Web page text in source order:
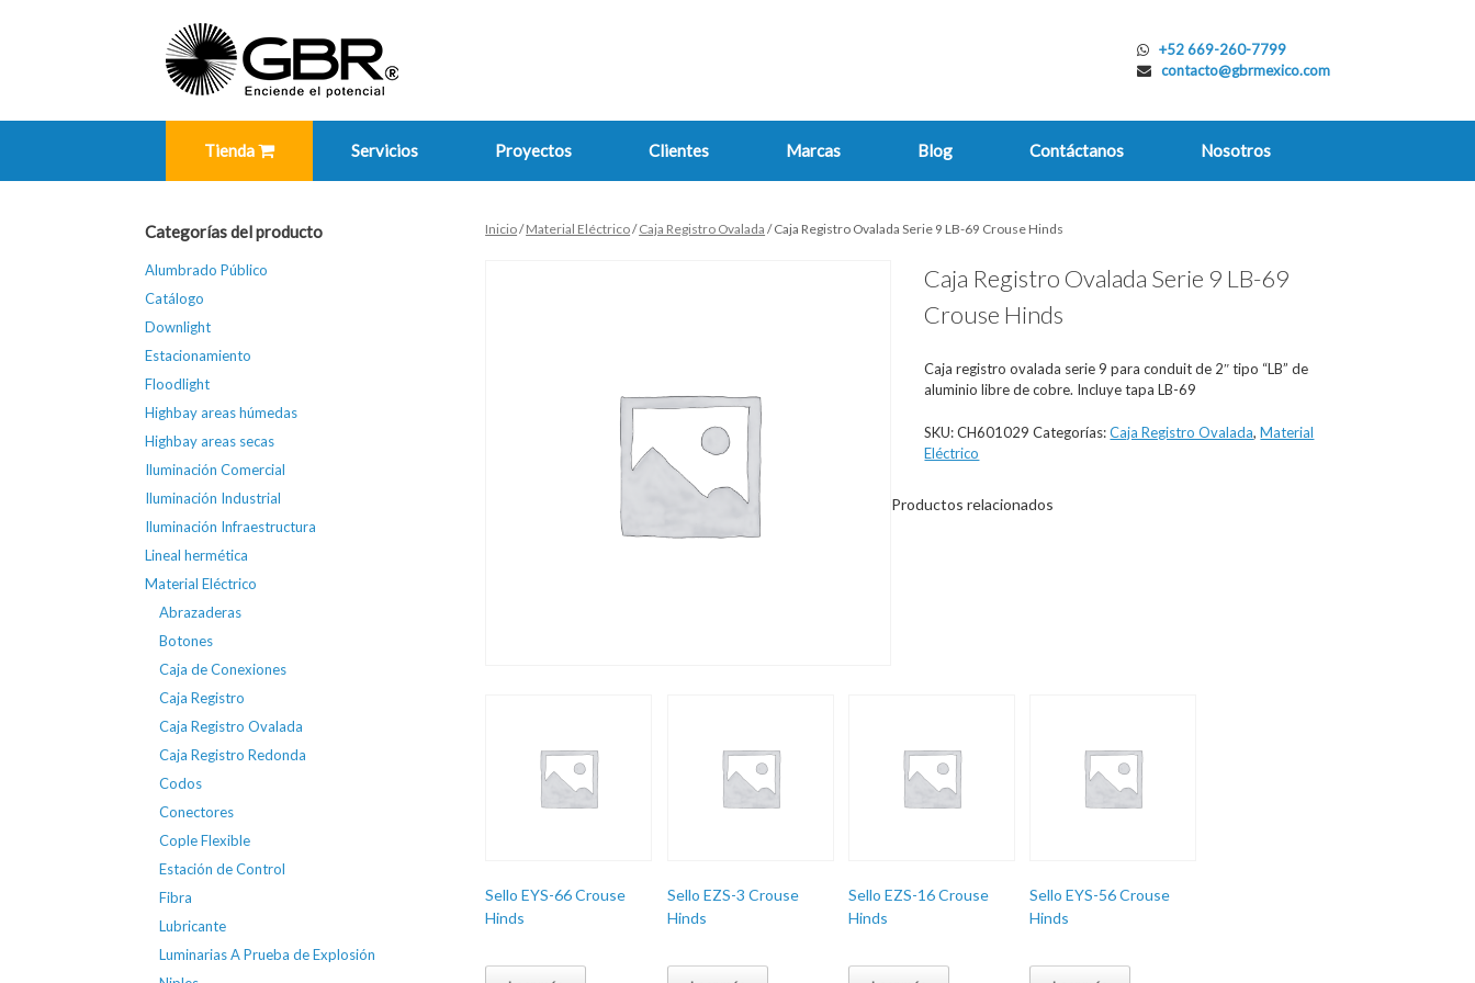
+52 669-260-7799
contacto@gbrmexico.com
Tienda Servicios Proyectos Clientes Marcas Blog Contáctanos Nosotros
Inicio/Material Eléctrico/Caja Registro Ovalada / Caja Registro Ovalada Serie 9 LB-69 Crouse Hinds
Caja Registro Ovalada Serie 9 LB-69
Crouse Hinds
Caja registro ovalada serie 9 para conduit de 2″ tipo “LB” de
aluminio libre de cobre. Incluye tapa LB-69
SKU:CH601029 Categorías:Caja Registro Ovalada,Material
Eléctrico
Productos relacionados
Sello EYS-66 Crouse
Hinds
Sello EZS-3 Crouse
Hinds
Sello EZS-16 Crouse
Hinds
Sello EYS-56 Crouse
Hinds
Categorías del producto
Alumbrado Público
Catálogo
Downlight
Estacionamiento
Floodlight
Highbay areas húmedas
Highbay areas secas
Iluminación Comercial
Iluminación Industrial
Iluminación Infraestructura
Lineal hermética
Material Eléctrico
Abrazaderas
Botones
Caja de Conexiones
Caja Registro
Caja Registro Ovalada
Caja Registro Redonda
Codos
Conectores
Cople Flexible
Estación de Control
Fibra
Lubricante
Luminarias A Prueba de Explosión